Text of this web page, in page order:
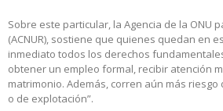
Sobre este particular, la Agencia de la ONU
(ACNUR), sostiene que quienes quedan en
inmediato todos los derechos
obtener un empleo formal, recibir atención
matrimonio. Además, corren aún más
o de explotación”.